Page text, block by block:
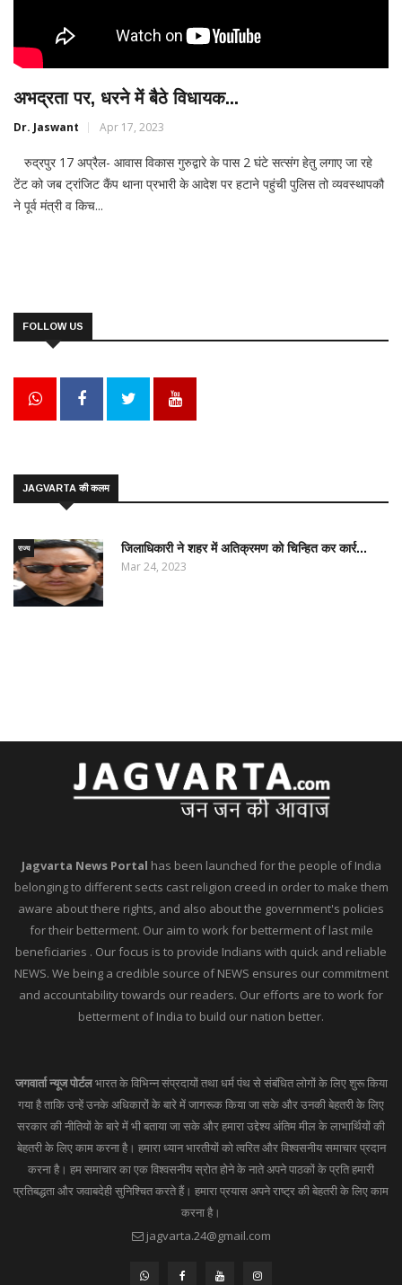
अभद्रता पर, धरने में बैठे विधायक...
Dr. Jaswant Apr 17, 2023
रुद्रपुर 17 अप्रैल- आवास विकास गुरुद्वारे के पास 2 घंटे सत्संग हेतु लगाए जा रहे
टेंट को जब ट्रांजिट कैंप थाना प्रभारी के आदेश पर हटाने पहुंची पुलिस तो व्यवस्थापकौ
ने पूर्व मंत्री व किच...
FOLLOW US
JAGVARTA की कलम
राज्य जिलाधिकारी ने शहर में अतिक्रमण को चिन्हित कर कार्र...
Mar 24, 2023
Jagvarta News Portal has been launched for the people of India
belonging to different sects cast religion creed in order to make them
aware about there rights, and also about the government's policies
for their betterment. Our aim to work for betterment of last mile
beneficiaries . Our focus is to provide Indians with quick and reliable
NEWS. We being a credible source of NEWS ensures our commitment
and accountability towards our readers. Our efforts are to work for
betterment of India to build our nation better.
जगवार्ता न्यूज पोर्टलभारत के विभिन्न संप्रदायों तथा धर्म पंथ से संबंधित लोगों के लिए शुरू किया
गया है ताकि उन्हें उनके अधिकारों के बारे में जागरूक किया जा सके और उनकी बेहतरी के लिए
सरकार की नीतियों के बारे में भी बताया जा सके और हमारा उद्देश्य अंतिम मील के लाभार्थियों की
बेहतरी के लिए काम करना है। हमारा ध्यान भारतीयों को त्वरित और विश्वसनीय समाचार प्रदान
करना है। हम समाचार का एक विश्वसनीय स्रोत होने के नाते अपने पाठकों के प्रति हमारी
प्रतिबद्धता और जवाबदेही सुनिश्चित करते हैं। हमारा प्रयास अपने राष्ट्र की बेहतरी के लिए काम
करना है।
jagvarta.24@gmail.com